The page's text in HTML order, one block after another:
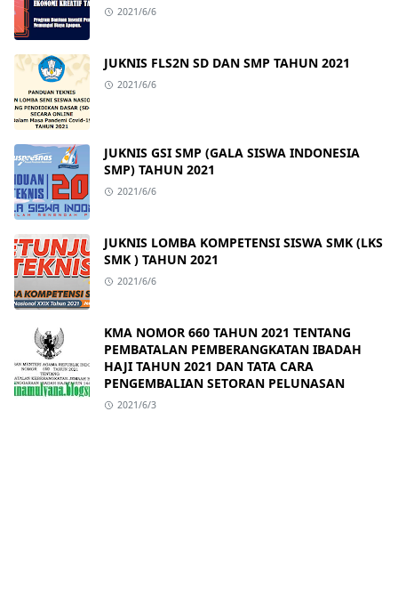
2021/6/6
JUKNIS FLS2N SD DAN SMP TAHUN 2021
2021/6/6
JUKNIS GSI SMP (GALA SISWA INDONESIA
SMP) TAHUN 2021
2021/6/6
JUKNIS LOMBA KOMPETENSI SISWA SMK (LKS
SMK ) TAHUN 2021
2021/6/6
KMA NOMOR 660 TAHUN 2021 TENTANG
PEMBATALAN PEMBERANGKATAN IBADAH
HAJI TAHUN 2021 DAN TATA CARA
PENGEMBALIAN SETORAN PELUNASAN
2021/6/3